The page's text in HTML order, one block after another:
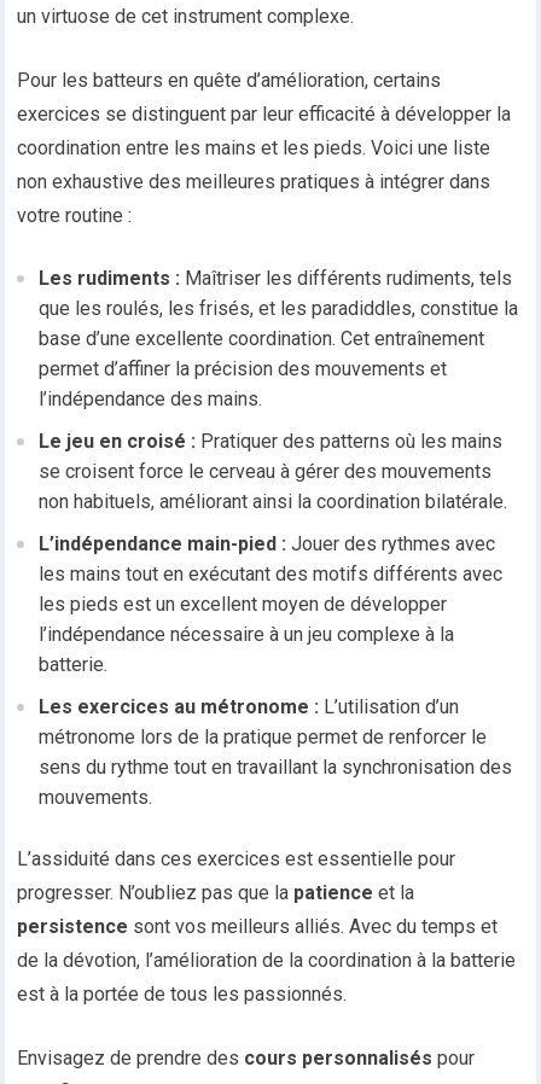
un virtuose de cet instrument complexe.
Pour les batteurs en quête d’amélioration, certains
exercices se distinguent par leur efficacité à développer la
coordination entre les mains et les pieds. Voici une liste
non exhaustive des meilleures pratiques à intégrer dans
votre routine :
Les rudiments : Maîtriser les différents rudiments, tels
que les roulés, les frisés, et les paradiddles, constitue la
base d’une excellente coordination. Cet entraînement
permet d’affiner la précision des mouvements et
l’indépendance des mains.
Le jeu en croisé : Pratiquer des patterns où les mains
se croisent force le cerveau à gérer des mouvements
non habituels, améliorant ainsi la coordination bilatérale.
L’indépendance main-pied : Jouer des rythmes avec
les mains tout en exécutant des motifs différents avec
les pieds est un excellent moyen de développer
l’indépendance nécessaire à un jeu complexe à la
batterie.
Les exercices au métronome : L’utilisation d’un
métronome lors de la pratique permet de renforcer le
sens du rythme tout en travaillant la synchronisation des
mouvements.
L’assiduité dans ces exercices est essentielle pour
progresser. N’oubliez pas que la patience et la
persistence sont vos meilleurs alliés. Avec du temps et
de la dévotion, l’amélioration de la coordination à la batterie
est à la portée de tous les passionnés.
Envisagez de prendre des cours personnalisés pour